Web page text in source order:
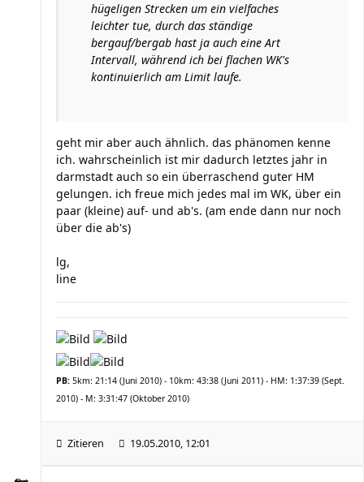
hügeligen Strecken um ein vielfaches
leichter tue, durch das ständige
bergauf/bergab hast ja auch eine Art
Intervall, während ich bei flachen WK's
kontinuierlich am Limit laufe.
geht mir aber auch ähnlich. das phänomen kenne
ich. wahrscheinlich ist mir dadurch letztes jahr in
darmstadt auch so ein überraschend guter HM
gelungen. ich freue mich jedes mal im WK, über ein
paar (kleine) auf- und ab's. (am ende dann nur noch
über die ab's)
lg,
line
PB: 5km: 21:14 (Juni 2010) - 10km: 43:38 (Juni 2011) - HM: 1:37:39 (Sept.
2010) - M: 3:31:47 (Oktober 2010)
Zitieren 19.05.2010, 12:01